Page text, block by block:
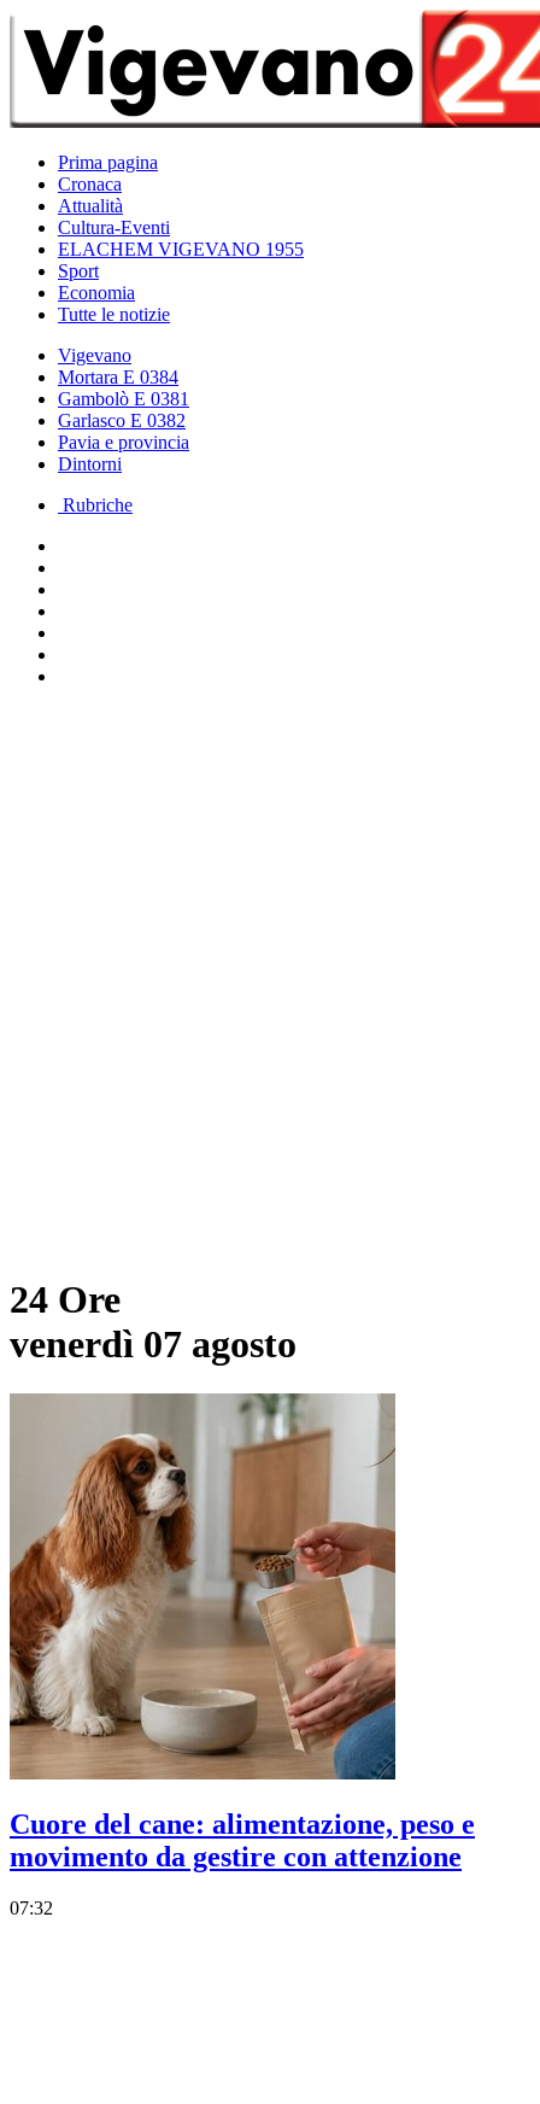
Prima pagina
Cronaca
Attualità
Cultura-Eventi
ELACHEM VIGEVANO 1955
Sport
Economia
Tutte le notizie
Vigevano
Mortara E 0384
Gambolò E 0381
Garlasco E 0382
Pavia e provincia
Dintorni
Rubriche
24 Ore
venerdì 07 agosto
Cuore del cane: alimentazione, peso e
movimento da gestire con attenzione
07:32